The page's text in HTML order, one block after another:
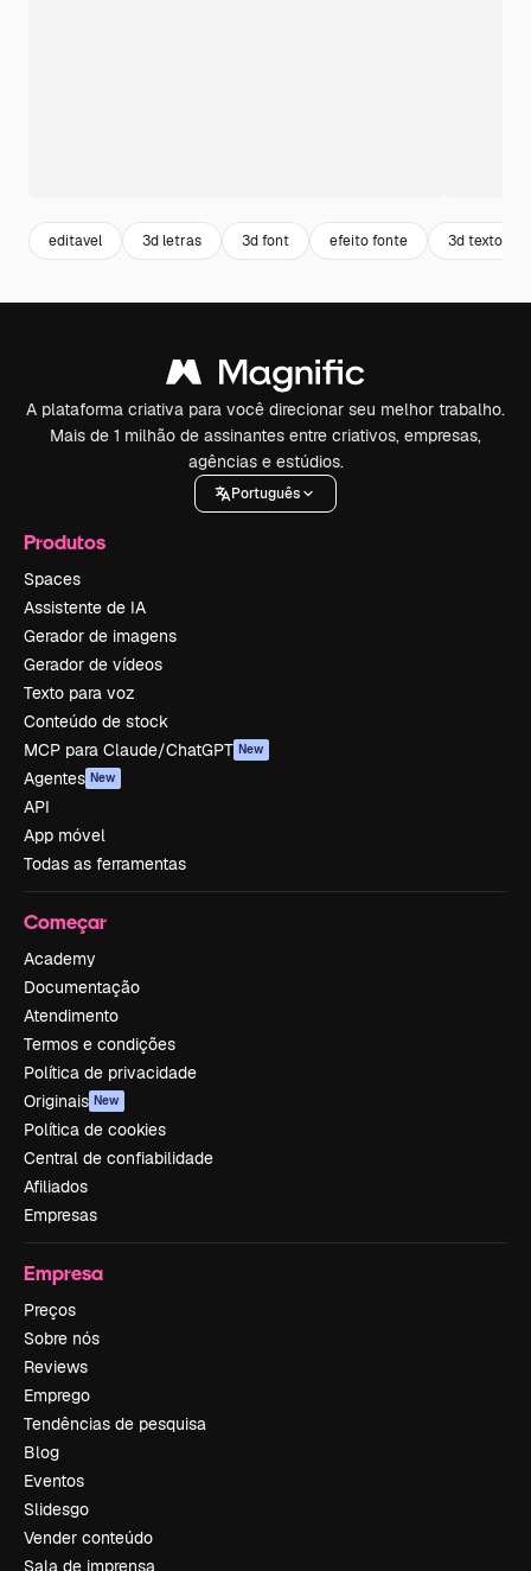
editavel 3d letras 3d font efeito fonte 3d texto
A plataforma criativa para você direcionar seu melhor trabalho.
Mais de 1 milhão de assinantes entre criativos, empresas,
agências e estúdios.
Português
Produtos
Spaces
Assistente de IA
Gerador de imagens
Gerador de vídeos
Texto para voz
Conteúdo de stock
MCP para Claude/ChatGPT New
Agentes New
API
App móvel
Todas as ferramentas
Começar
Academy
Documentação
Atendimento
Termos e condições
Política de privacidade
Originais New
Política de cookies
Central de confiabilidade
Afiliados
Empresas
Empresa
Preços
Sobre nós
Reviews
Emprego
Tendências de pesquisa
Blog
Eventos
Slidesgo
Vender conteúdo
Sala de imprensa